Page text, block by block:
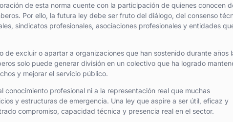
de esta norma cuente con la participación de quienes conocen
Por ello, la futura ley debe ser fruto del diálogo, del consenso
sindicatos profesionales, asociaciones profesionales y entidades
de excluir o apartar a organizaciones que han sostenido durante años
solo puede generar división en un colectivo que ha logrado
y mejorar el servicio público.
profesional ni a la representación real que muchas
y estructuras de emergencia. Una ley que aspire a ser útil, eficaz y
compromiso, capacidad técnica y presencia real en el sector.